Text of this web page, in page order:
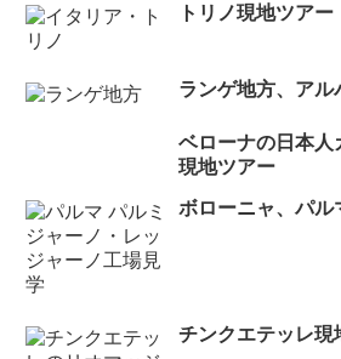
トリノ現地ツアー
ランゲ地方、アル
ベローナの日本人
現地ツアー
ボローニャ、パル
チンクエテッレ現